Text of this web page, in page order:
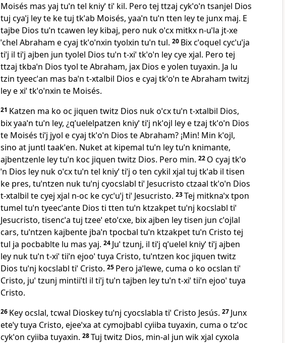
Moisés mas yaj tuˈn tel kniyˈ tiˈ kil. Pero tej ttzaj cykˈoˈn tsanjel Dios
tuj cyaˈj ley te ke tuj tkˈab Moisés, yaaˈn tuˈn tten ley te junx maj. E
tajbe Dios tuˈn tcawen ley kibaj, pero nuk oˈcx mitkx n‑uˈla jt‑xe
ˈchel Abraham e cyaj tkˈoˈnxin tyolxin tuˈn tul. 20 Bix cˈoquel cycˈuˈja
tiˈj il tiˈj ajben jun tyolel Dios tuˈn t‑xiˈ tkˈoˈn ley cye xjal. Pero tej
ttzaj tkbaˈn Dios tyol te Abraham, jax Dios e yolen tuyaxin. Ja lu
tzin tyeecˈan mas baˈn t‑xtalbil Dios e cyaj tkˈoˈn te Abraham twitzj
ley e xiˈ tkˈoˈnxin te Moisés.
21 Katzen ma ko oc jiquen twitz Dios nuk oˈcx tuˈn t‑xtalbil Dios,
bix yaaˈn tuˈn ley, ¿qˈuelelpatzen kniyˈ tiˈj nkˈojl ley e tzaj tkˈoˈn Dios
te Moisés tiˈj jyol e cyaj tkˈoˈn Dios te Abraham? ¡Min! Min kˈojl,
sino at juntl taakˈen. Nuket at kipemal tuˈn ley tuˈn knimante,
ajbentzenle ley tuˈn koc jiquen twitz Dios. Pero min. 22 O cyaj tkˈo
ˈn Dios ley nuk oˈcx tuˈn tel kniyˈ tiˈj o ten cykil xjal tuj tkˈab il tisen
ke pres, tuˈntzen nuk tuˈnj cyocslabl tiˈ Jesucristo ctzaal tkˈoˈn Dios
t‑xtalbil te cyej xjal n‑oc ke cycˈuˈj tiˈ Jesucristo. 23Tej mitknaˈx tpon
tumel tuˈn tyeecˈante Dios ti tten tuˈn ktzakpet tuˈnj kocslabl tiˈ
Jesucristo, tisencˈa tuj tzeeˈ etoˈcxe, bix ajben ley tisen jun cˈojlal
cars, tuˈntzen kajbente jbaˈn tpocbal tuˈn ktzakpet tuˈn Cristo tej
tul ja pocbablte lu mas yaj. 24 Juˈ tzunj, il tiˈj qˈuelel kniyˈ tiˈj ajben
ley nuk tuˈn t‑xiˈ tiiˈn ejooˈ tuya Cristo, tuˈntzen koc jiquen twitz
Dios tuˈnj kocslabl tiˈ Cristo. 25 Pero jaˈlewe, cuma o ko ocslan tiˈ
Cristo, juˈ tzunj mintiiˈtl il tiˈj tuˈn tajben ley tuˈn t‑xiˈ tiiˈn ejooˈ tuya
Cristo.
26 Key ocslal, tcwal Dioskey tuˈnj cyocslabla tiˈ Cristo Jesús. 27 Junx
eteˈy tuya Cristo, ejeeˈxa at cymojbabl cyiiba tuyaxin, cuma o tzˈoc
cykˈon cyiiba tuyaxin. 28Tuj twitz Dios, min‑al jun wik xjal cyxola